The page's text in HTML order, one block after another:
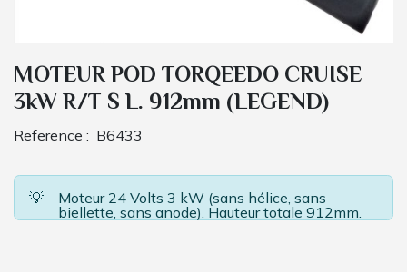
MOTEUR POD TORQEEDO CRUISE
3kW R/T S L. 912mm (LEGEND)
Reference : B6433
💡
Moteur 24 Volts 3 kW (sans hélice, sans
biellette, sans anode). Hauteur totale 912mm.